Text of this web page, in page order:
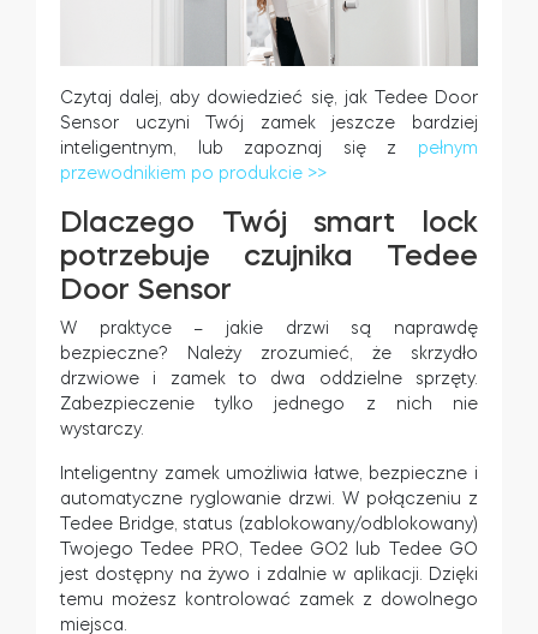
Kup teraz
Czytaj dalej, aby dowiedzieć się, jak Tedee Door
Sensor uczyni Twój zamek jeszcze bardziej
inteligentnym, lub zapoznaj się z pełnym
przewodnikiem po produkcie >>
Dlaczego Twój smart lock
potrzebuje czujnika Tedee
Door Sensor
W praktyce – jakie drzwi są naprawdę
bezpieczne? Należy zrozumieć, że skrzydło
drzwiowe i zamek to dwa oddzielne sprzęty.
Zabezpieczenie tylko jednego z nich nie
wystarczy.
Inteligentny zamek umożliwia łatwe, bezpieczne i
automatyczne ryglowanie drzwi. W połączeniu z
Tedee Bridge, status (zablokowany/odblokowany)
Twojego Tedee PRO, Tedee GO2 lub Tedee GO
jest dostępny na żywo i zdalnie w aplikacji. Dzięki
temu możesz kontrolować zamek z dowolnego
miejsca.